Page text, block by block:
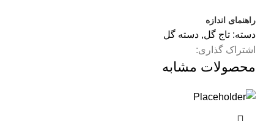
راهنمای اندازه
دسته: تاج گل, دسته گل
اشتراک گذاری:
محصولات مشابه